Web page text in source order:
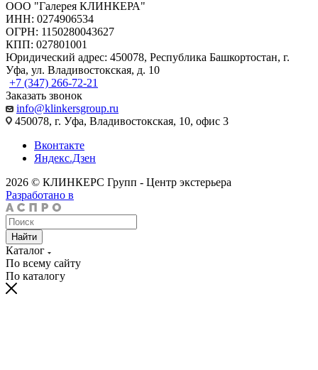
ООО "Галерея КЛИНКЕРА"
ИНН: 0274906534
ОГРН: 1150280043627
КПП: 027801001
Юридический адрес: 450078, Республика Башкортостан, г.
Уфа, ул. Владивостокская, д. 10
+7 (347) 266-72-21
Заказать звонок
info@klinkersgroup.ru
450078, г. Уфа, Владивостокская, 10, офис 3
Вконтакте
Яндекс.Дзен
2026 © КЛИНКЕРС Групп - Центр экстерьера
Разработано в
Найти
Каталог
По всему сайту
По каталогу